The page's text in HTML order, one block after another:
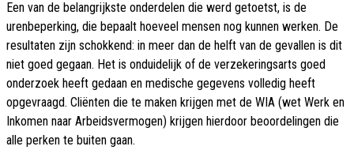
Een van de belangrijkste onderdelen die werd getoetst, is de
urenbeperking, die bepaalt hoeveel mensen nog kunnen werken. De
resultaten zijn schokkend: in meer dan de helft van de gevallen is dit
niet goed gegaan. Het is onduidelijk of de verzekeringsarts goed
onderzoek heeft gedaan en medische gegevens volledig heeft
opgevraagd. Cliënten die te maken krijgen met de WIA (wet Werk en
Inkomen naar Arbeidsvermogen) krijgen hierdoor beoordelingen die
alle perken te buiten gaan.